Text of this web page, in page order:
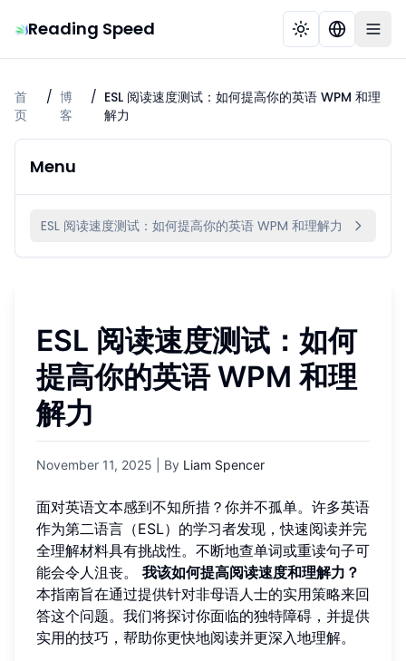
Reading Speed
首
页
/ 博
客
/ ESL 阅读速度测试：如何提高你的英语 WPM 和理
解力
Menu
ESL 阅读速度测试：如何提高你的英语 WPM 和理解力
ESL 阅读速度测试：如何
提高你的英语 WPM 和理
解力
November 11, 2025 | By Liam Spencer
面对英语文本感到不知所措？你并不孤单。许多英语
作为第二语言（ESL）的学习者发现，快速阅读并完
全理解材料具有挑战性。不断地查单词或重读句子可
能会令人沮丧。 我该如何提高阅读速度和理解力？
本指南旨在通过提供针对非母语人士的实用策略来回
答这个问题。我们将探讨你面临的独特障碍，并提供
实用的技巧，帮助你更快地阅读并更深入地理解。